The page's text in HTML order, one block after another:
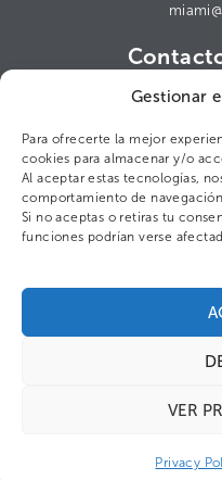
Gestionar
Para ofrecerte la mejor
cookies para almacenar y/o
Al aceptar estas tecnologías,
comportamiento de
Si no aceptas o retiras tu
funciones podrían verse
VER
Privacy
©2025 DRAGO S.L.